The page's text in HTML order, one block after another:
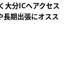
大分ICへアクセス
長期出張にオスス